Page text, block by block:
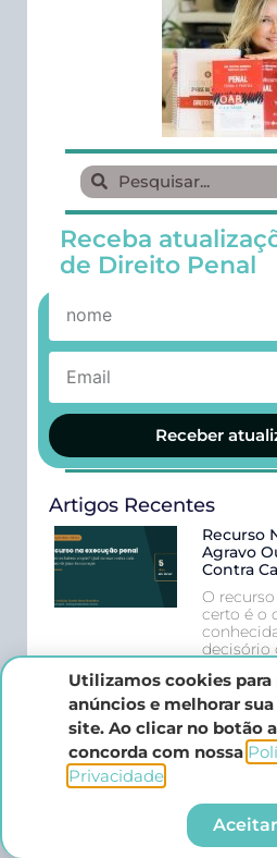
Receba
de Direito Penal
Receber
Artigos Recentes
Recurso
Agravo
Contra
O
certo é o
decisório
— para
da
estrutura
que
Saída
Utilizamos cookies para
anúncios e melhorar
site. Ao clicar no botão
concorda com nossa
Privacidade.​
Aceitar